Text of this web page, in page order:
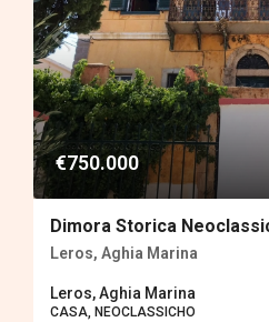
€750.000
Dimora Storica
Leros, Aghia Marina
Leros, Aghia Marina
CASA, ΝEOCLASSICHO